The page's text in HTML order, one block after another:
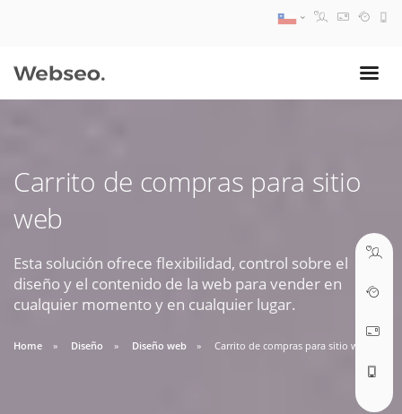
Carrito de compras para sitio
web
Esta solución ofrece flexibilidad, control sobre el
diseño y el contenido de la web para vender en
cualquier momento y en cualquier lugar.
Home Diseño Diseño web Carrito de compras para sitio web
09:30 AM A 18:30 PM
ABRIR TICKET